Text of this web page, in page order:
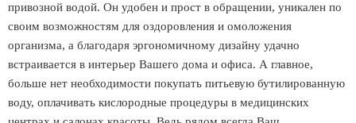
привозной водой. Он удобен и прост в обращении, уникален по
своим возможностям для оздоровления и омоложения
организма, а благодаря эргономичному дизайну удачно
встраивается в интерьер Вашего дома и офиса. А главное,
больше нет необходимости покупать питьевую бутилированную
воду, оплачивать кислородные процедуры в медицинских